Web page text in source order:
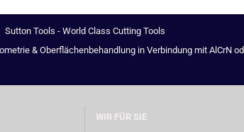
Sutton Tools - World Class Cutting Tools
& Oberflächenbehandlung in Verbindung mit AlCrN
WIR FÜR SIE